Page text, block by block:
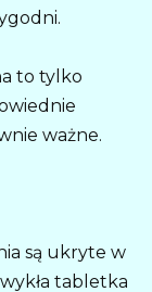
to tylko
ważne.
są ukryte w
tabletka